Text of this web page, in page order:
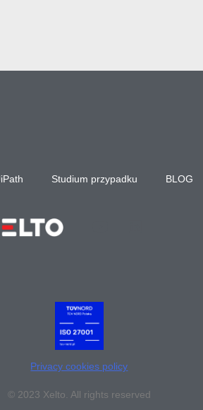
Studium przypadku BLOG
Privacy cookies policy
© 2023 Xelto. All rights reserved